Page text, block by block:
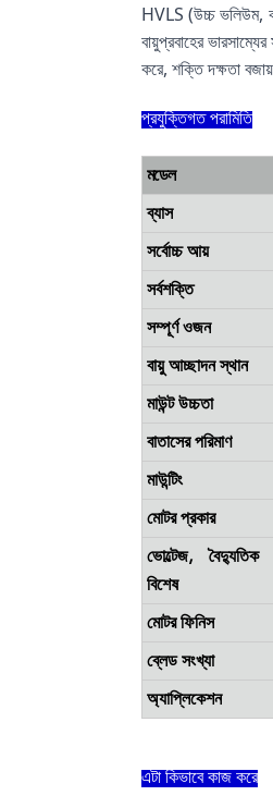
HVLS (উচ্চ ভলিউম,
বায়ুপ্রবাহের
করে, শক্তি দক্ষতা
প্রযুক্তিগত পরামিতি
মডেল
ব্যাস
সর্বোচ্চ আয়
সর্বশক্তি
সম্পূর্ণ ওজন
বায়ু আচ্ছাদন স্থান
মাউন্ট উচ্চতা
বাতাসের পরিমাণ
মাউন্টিং
মোটর প্রকার
ভোল্টেজ,
বিশেষ
মোটর ফিনিস
ব্লেড সংখ্যা
অ্যাপ্লিকেশন
এটা কিভাবে কাজ করে